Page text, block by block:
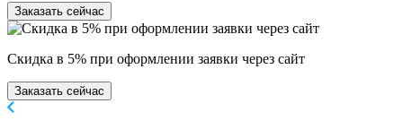
Заказать сейчас
Скидка в 5% при оформлении заявки через сайт
Заказать сейчас